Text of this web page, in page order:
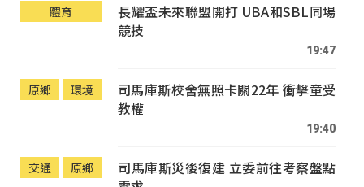
體育
長耀盃未來聯盟開打 UBA和SBL同場
競技
19:47
原鄉 環境
司馬庫斯校舍無照卡關22年 衝擊童受
教權
19:40
交通 原鄉
司馬庫斯災後復建 立委前往考察盤點